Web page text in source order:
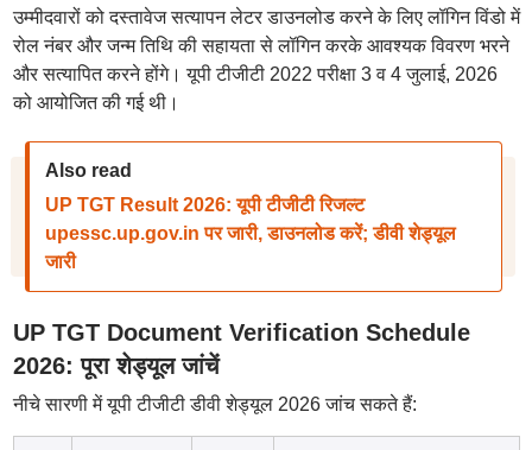
उम्मीदवारों को दस्तावेज सत्यापन लेटर डाउनलोड करने के लिए लॉगिन विंडो में
रोल नंबर और जन्म तिथि की सहायता से लॉगिन करके आवश्यक विवरण भरने
और सत्यापित करने होंगे। यूपी टीजीटी 2022 परीक्षा 3 व 4 जुलाई, 2026
को आयोजित की गई थी।
Also read
UP TGT Result 2026: यूपी टीजीटी रिजल्ट
upessc.up.gov.in पर जारी, डाउनलोड करें; डीवी शेड्यूल
जारी
UP TGT Document Verification Schedule
2026: पूरा शेड्यूल जांचें
नीचे सारणी में यूपी टीजीटी डीवी शेड्यूल 2026 जांच सकते हैं: